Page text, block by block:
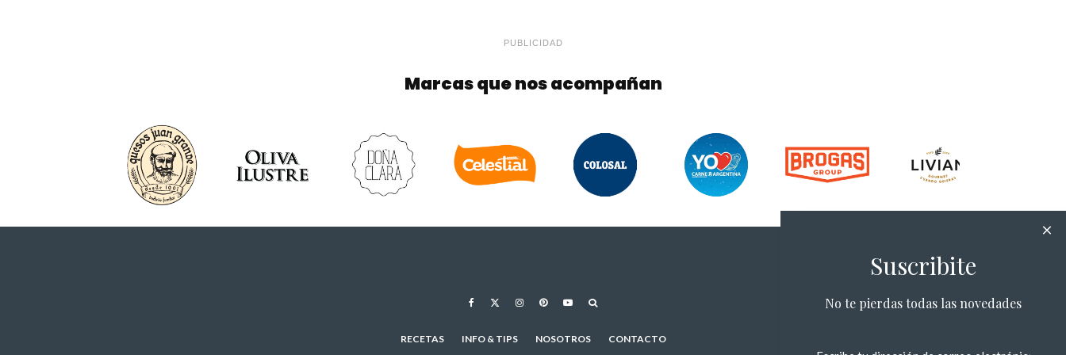
PUBLICIDAD
Marcas que nos acompañan
RECETAS INFO & TIPS NOSOTROS CONTACTO
Suscribite
No te pierdas todas las novedades